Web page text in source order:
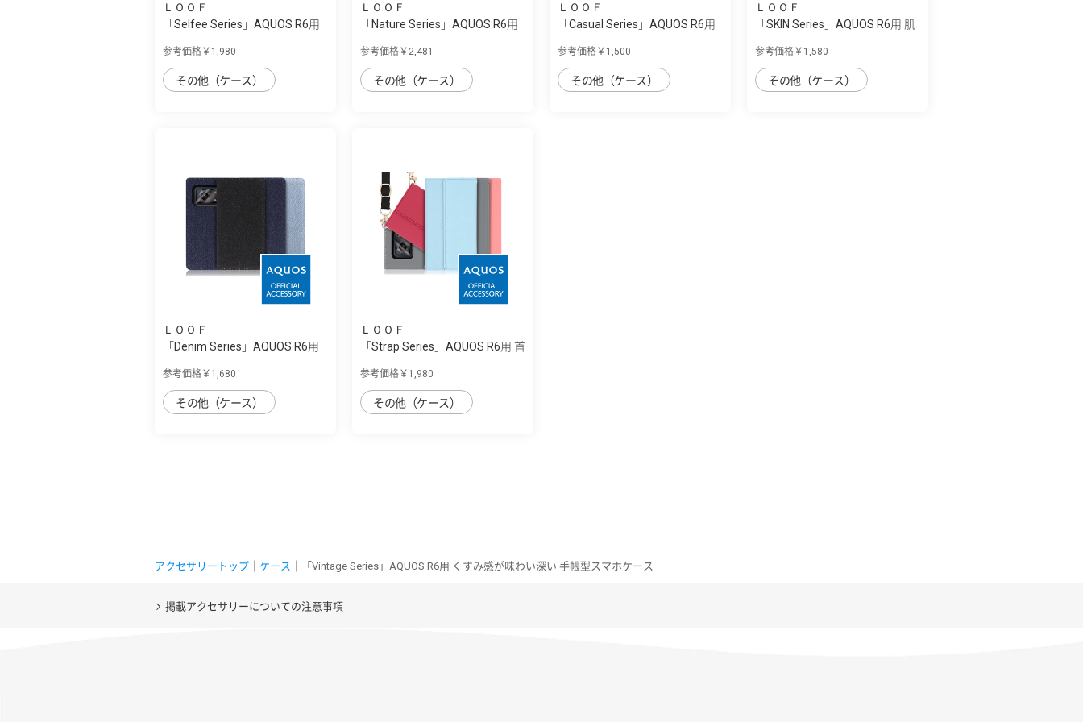
ＬＯＯＦ
「Selfee Series」AQUOS R6用
参考価格￥1,980
その他（ケース）
ＬＯＯＦ
「Nature Series」AQUOS R6用
参考価格￥2,481
その他（ケース）
ＬＯＯＦ
「Casual Series」AQUOS R6用
参考価格￥1,500
その他（ケース）
ＬＯＯＦ
「SKIN Series」AQUOS R6用 肌
参考価格￥1,580
その他（ケース）
ＬＯＯＦ
「Denim Series」AQUOS R6用
参考価格￥1,680
その他（ケース）
ＬＯＯＦ
「Strap Series」AQUOS R6用 首
参考価格￥1,980
その他（ケース）
アクセサリートップ ケース ｜「Vintage Series」AQUOS R6用 くすみ感が味わい深い 手帳型スマホケース
掲載アクセサリーについての注意事項